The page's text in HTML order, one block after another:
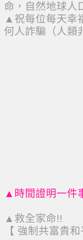
命，自然地球人
▲祝每位每天幸
何人詐騙（人類
▲時間證明一件
▲救全家命!!
【 強制共富貴